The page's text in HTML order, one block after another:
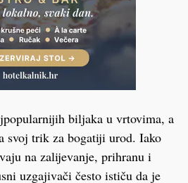
biljaka u vrtovima, a
svoj trik za bogatiji urod. Iako
na zalijevanje, prihranu i
uzgajivači često ističu da je